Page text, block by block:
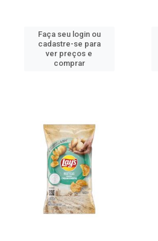
Faça seu login ou
cadastre-se para
ver preços e
comprar